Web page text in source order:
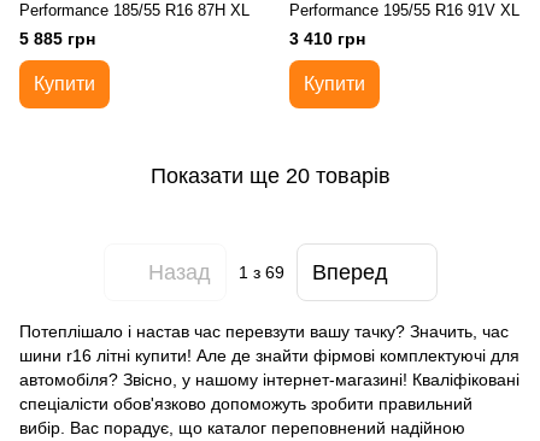
Performance 185/55 R16 87H XL
5 885 грн
Купити
Performance 195/55 R16 91V XL
3 410 грн
Купити
Показати ще 20 товарів
Назад 1 з 69 Вперед
Потеплішало і настав час перевзути вашу тачку? Значить, час
шини r16 літні купити! Але де знайти фірмові комплектуючі для
автомобіля? Звісно, у нашому інтернет-магазині! Кваліфіковані
спеціалісти обов'язково допоможуть зробити правильний
вибір. Вас порадує, що каталог переповнений надійною